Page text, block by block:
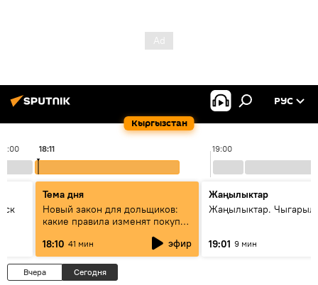
Кыргызстан
РУС
18:00 19:00
18:11
Тема дня
Новый закон для дольщиков:
какие правила изменят покупку
18:10 41 мин эфир
Жаңылыктар
Жаңылыктар.
19:01 9 мин
Вчера Сегодня